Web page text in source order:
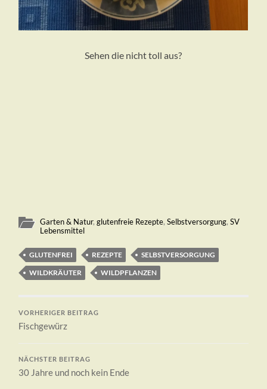
Sehen die nicht toll aus?
Garten & Natur,glutenfreie Rezepte,Selbstversorgung,SV
Lebensmittel
GLUTENFREI REZEPTE
SELBSTVERSORGUNG
WILDKRÄUTER
WILDPFLANZEN
VORHERIGER BEITRAG
Fischgewürz
NÄCHSTER BEITRAG
30 Jahre und noch kein Ende